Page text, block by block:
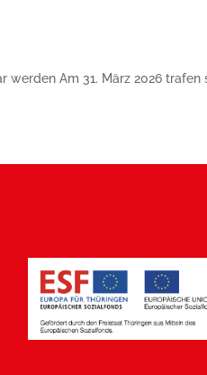
werden Am 31. März 2026 trafen